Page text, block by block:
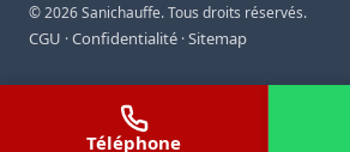
©2026Sanichauffe. Tous droits réservés.
CGU ·Confidentialité ·Sitemap